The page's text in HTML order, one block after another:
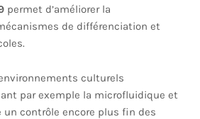
permet d’améliorer la
de différenciation et
culturels
par exemple la microfluidique et
un contrôle encore plus fin des